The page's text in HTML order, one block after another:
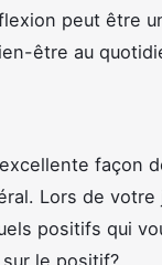
peut être
être au
façon
Lors de
positifs qui
le positif?